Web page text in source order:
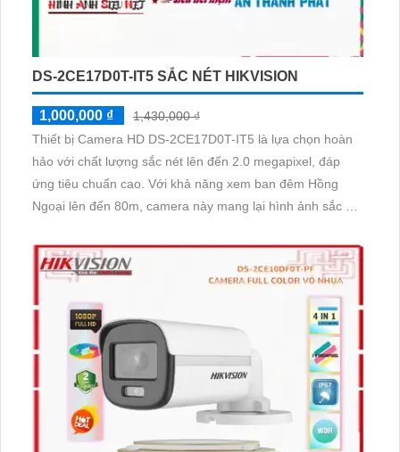
DS-2CE17D0T-IT5 SẮC NÉT HIKVISION
1,000,000 ₫
1,430,000 ₫
Thiết bị Camera HD DS-2CE17D0T-IT5 là lựa chọn hoàn
hảo với chất lượng sắc nét lên đến 2.0 megapixel, đáp
ứng tiêu chuẩn cao. Với khả năng xem ban đêm Hồng
Ngoại lên đến 80m, camera này mang lại hình ảnh sắc nét
AHD, CVI, TVI, BCS cho độ bền cao hơn và cung cấp tính
năng chống nước, chống bụi bẩn